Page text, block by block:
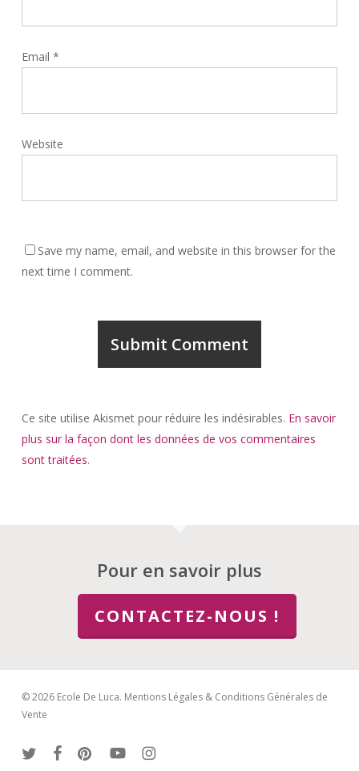
Email *
Website
Save my name, email, and website in this browser for the
next time I comment.
Ce site utilise Akismet pour réduire les indésirables. En savoir
plus sur la façon dont les données de vos commentaires
sont traitées.
Pour en savoir plus
CONTACTEZ-NOUS !
© 2026 Ecole De Luca. Mentions Légales & Conditions Générales de
Vente
twitter facebookpinterestyoutubeinstagram